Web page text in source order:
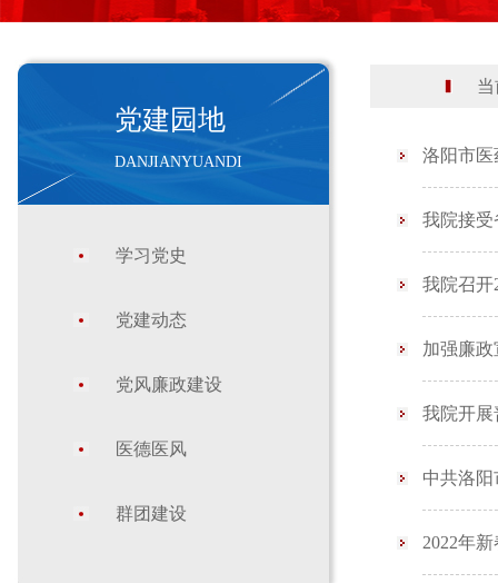
党建园地
DANJIANYUANDI
学习党史
党建动态
党风廉政建设
医德医风
群团建设
当
洛阳市医
我院接受
我院召开
加强廉政
我院开展
中共洛
2022年